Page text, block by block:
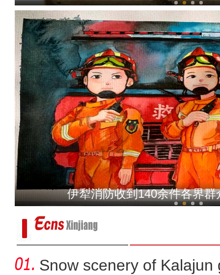
新疆昭苏县：牲畜开启
伊犁消防收到140余件各界
Snow scenery of Kalajun